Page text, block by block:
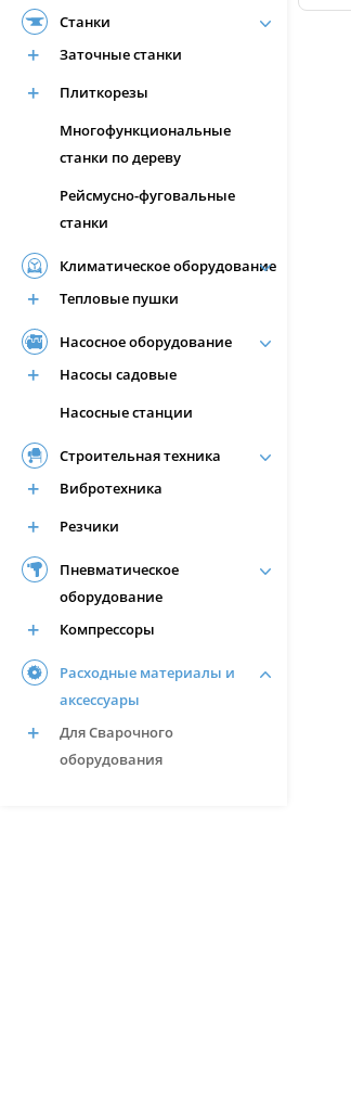
Станки
Заточные станки
Плиткорезы
Многофункциональные
станки по дереву
Рейсмусно-фуговальные
станки
Климатическое оборудование
Тепловые пушки
Насосное оборудование
Насосы садовые
Насосные станции
Строительная техника
Вибротехника
Резчики
Пневматическое
оборудование
Компрессоры
Расходные материалы и
аксессуары
Для Сварочного
оборудования